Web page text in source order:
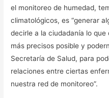
el monitoreo de humedad,
climatológicos, es “generar
decirle a la ciudadanía lo
más precisos posible y
Secretaría de Salud, para
relaciones entre ciertas
nuestra red de monitoreo”.